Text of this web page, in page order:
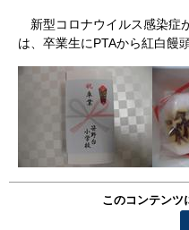
新型コロナウイルス感染症
は、卒業生にPTAから紅白饅
このコンテンツ